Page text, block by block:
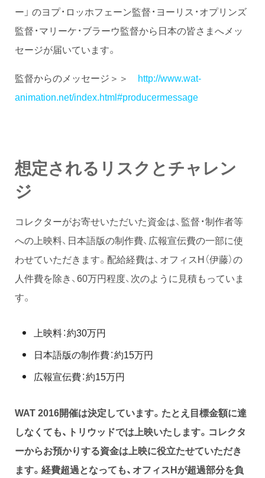
ー」 のヨプ・ロッホフェーン監督・ヨーリス・オプリンズ
監督・マリーケ・ブラーウ監督から日本の皆さまへメッ
セージが届いています。
監督からのメッセージ＞＞ http://www.wat-
animation.net/index.html#producermessage
想定されるリスクとチャレン
ジ
コレクターがお寄せいただいた資金は、監督・制作者等
への上映料、日本語版の制作費、広報宣伝費の一部に使
わせていただきます。配給経費は、オフィスH（伊藤）の
人件費を除き、60万円程度、次のように見積もっていま
す。
上映料：約30万円
日本語版の制作費：約15万円
広報宣伝費：約15万円
WAT 2016開催は決定しています。たとえ目標金額に達
しなくても、トリウッドでは上映いたします。コレクタ
ーからお預かりする資金は上映に役立たせていただき
ます。経費超過となっても、オフィスHが超過部分を負